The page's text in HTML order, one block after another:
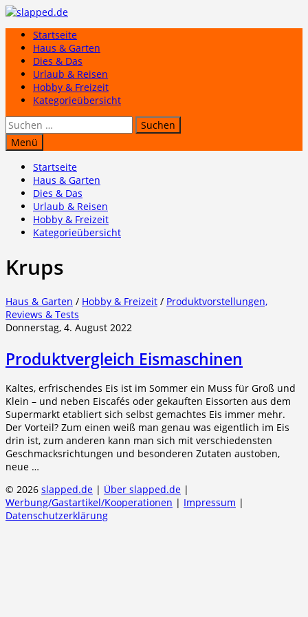
Zum
springenStartseite
Haus & Garten
Dies & Das
Urlaub & Reisen
Hobby & Freizeit
Kategorieübersicht
Suchen
nach:
Menü
Startseite
Haus & Garten
Dies & Das
Urlaub & Reisen
Hobby & Freizeit
Kategorieübersicht
Krups
Haus & Garten / Hobby & Freizeit / Produktvorstellungen,
Reviews & Tests
Donnerstag, 4. August 2022
Produktvergleich Eismaschinen
Kaltes, erfrischendes Eis ist im Sommer ein Muss für Groß und
Klein – und neben Eiscafés oder gekauften Eissorten aus dem
Supermarkt etabliert sich selbst gemachtes Eis immer mehr.
Der Vorteil? Zum einen weiß man genau was eigentlich im Eis
drin ist, zum anderen kann man sich mit verschiedensten
Geschmacksrichtungen und besonderen Zutaten austoben,
neue …
© 2026 slapped.de | Über slapped.de |
Werbung/Gastartikel/Kooperationen | Impressum |
Datenschutzerklärung